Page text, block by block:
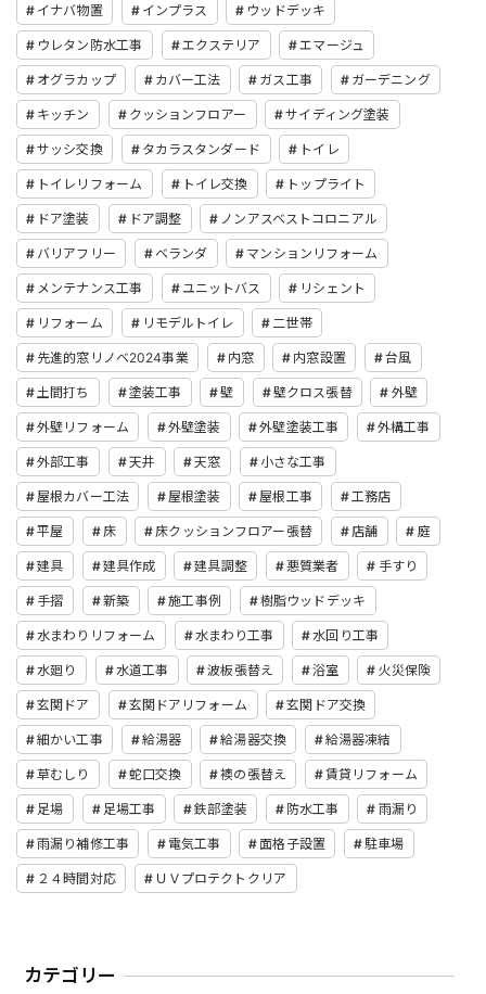
イナバ物置 インプラス ウッドデッキ
ウレタン防水工事 エクステリア エマージュ
オグラカップ カバー工法 ガス工事 ガーデニング
キッチン クッションフロアー サイディング塗装
サッシ交換 タカラスタンダード トイレ
トイレリフォーム トイレ交換 トップライト
ドア塗装 ドア調整 ノンアスベストコロニアル
バリアフリー ベランダ マンションリフォーム
メンテナンス工事 ユニットバス リシェント
リフォーム リモデルトイレ 二世帯
先進的窓リノベ2024事業 内窓 内窓設置 台風
土間打ち 塗装工事 壁 壁クロス張替 外壁
外壁リフォーム 外壁塗装 外壁塗装工事 外構工事
外部工事 天井 天窓 小さな工事
屋根カバー工法 屋根塗装 屋根工事 工務店
平屋 床 床クッションフロアー張替 店舗 庭
建具 建具作成 建具調整 悪質業者 手すり
手摺 新築 施工事例 樹脂ウッドデッキ
水まわりリフォーム 水まわり工事 水回り工事
水廻り 水道工事 波板張替え 浴室 火災保険
玄関ドア 玄関ドアリフォーム 玄関ドア交換
細かい工事 給湯器 給湯器交換 給湯器凍結
草むしり 蛇口交換 襖の張替え 賃貸リフォーム
足場 足場工事 鉄部塗装 防水工事 雨漏り
雨漏り補修工事 電気工事 面格子設置 駐車場
２４時間対応 ＵＶプロテクトクリア
カテゴリー